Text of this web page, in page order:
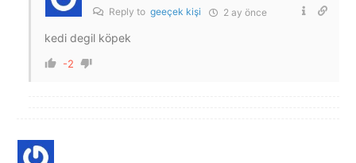
Reply to geeçek kişi 2 ay önce
kedi degil köpek
-2